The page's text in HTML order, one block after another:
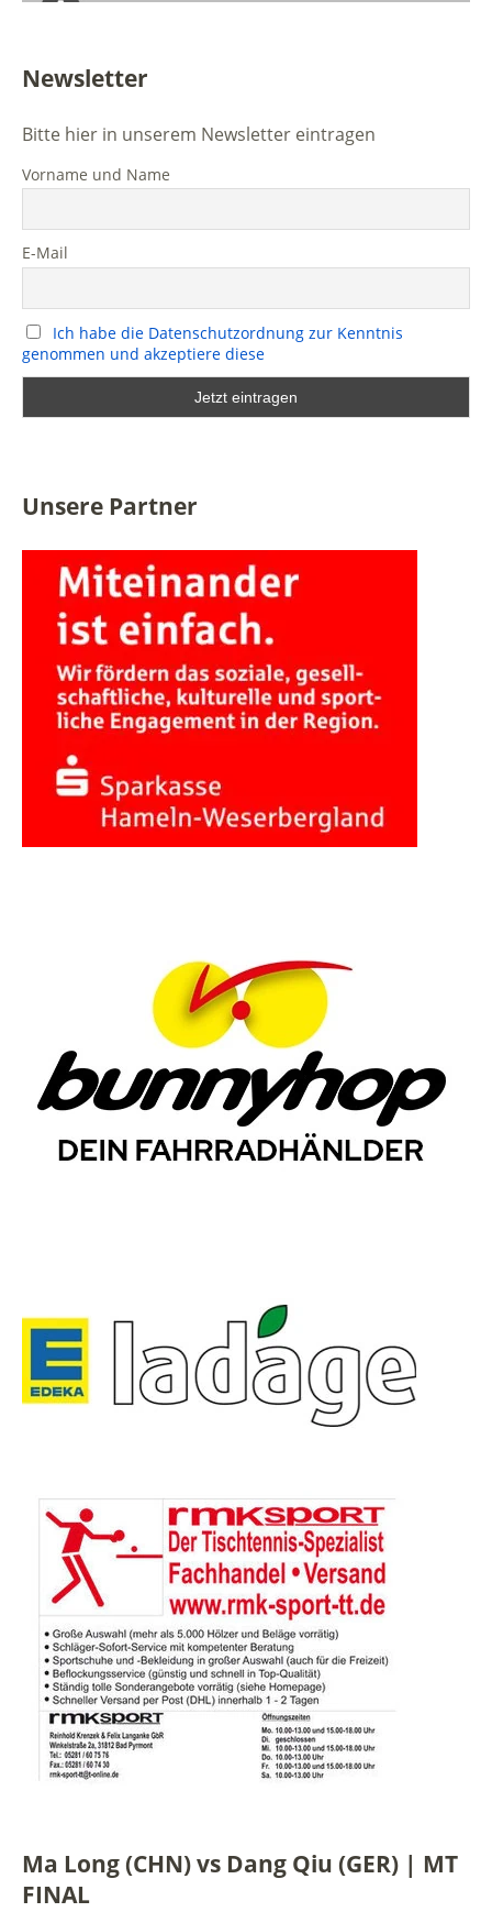
Newsletter
Bitte hier in unserem Newsletter eintragen
Vorname und Name
E-Mail
Ich habe die Datenschutzordnung zur Kenntnis
genommen und akzeptiere diese
Unsere Partner
Ma Long (CHN) vs Dang Qiu (GER) | MT
FINAL